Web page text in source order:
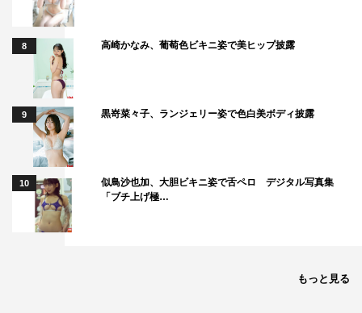
これから身の回りにいる関西人の話声に耳をそばだてる毎
日になりそうです。
よろしくお願いいたします。
8 高崎かなみ、葡萄色ビキニ姿で美ヒップ披露
9 黒嵜菜々子、ランジェリー姿で色白美ボディ披露
10
似鳥沙也加、大胆ビキニ姿で舌ペロ デジタル写真集
「ブチ上げ極…
もっと見る